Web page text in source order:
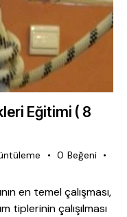
Eğitimi ( 8
0 Beğeni
en temel çalışması,
tiplerinin çalışılması